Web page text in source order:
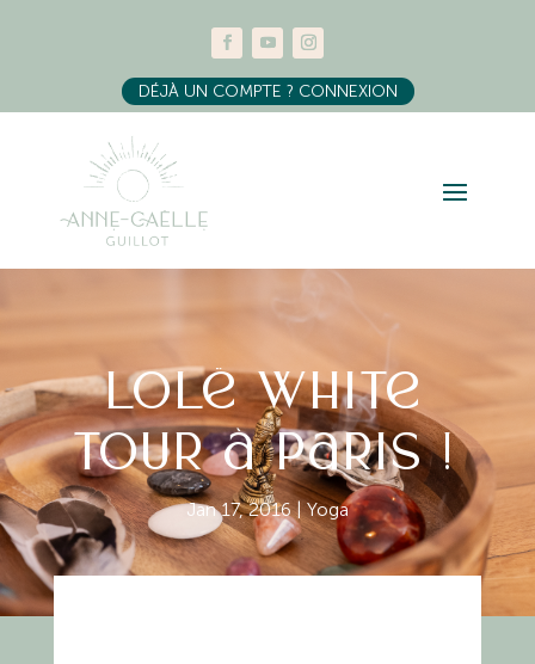
DÉJÀ UN COMPTE ? CONNEXION
Lolë White
tour à Paris !
Jan 17, 2016|Yoga